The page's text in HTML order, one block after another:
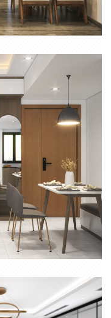
NGỦ CARILLON 1
2 PHÒNG NGỦ SAIGON